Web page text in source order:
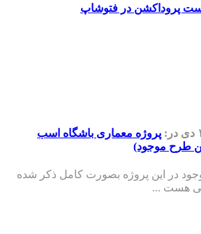
پروداکشن در فتوشاپ
در: پروژه معماری باشگاه اسب
طرح موجود)
در این پروژه بصورت کامل ذکر شده
هست ...